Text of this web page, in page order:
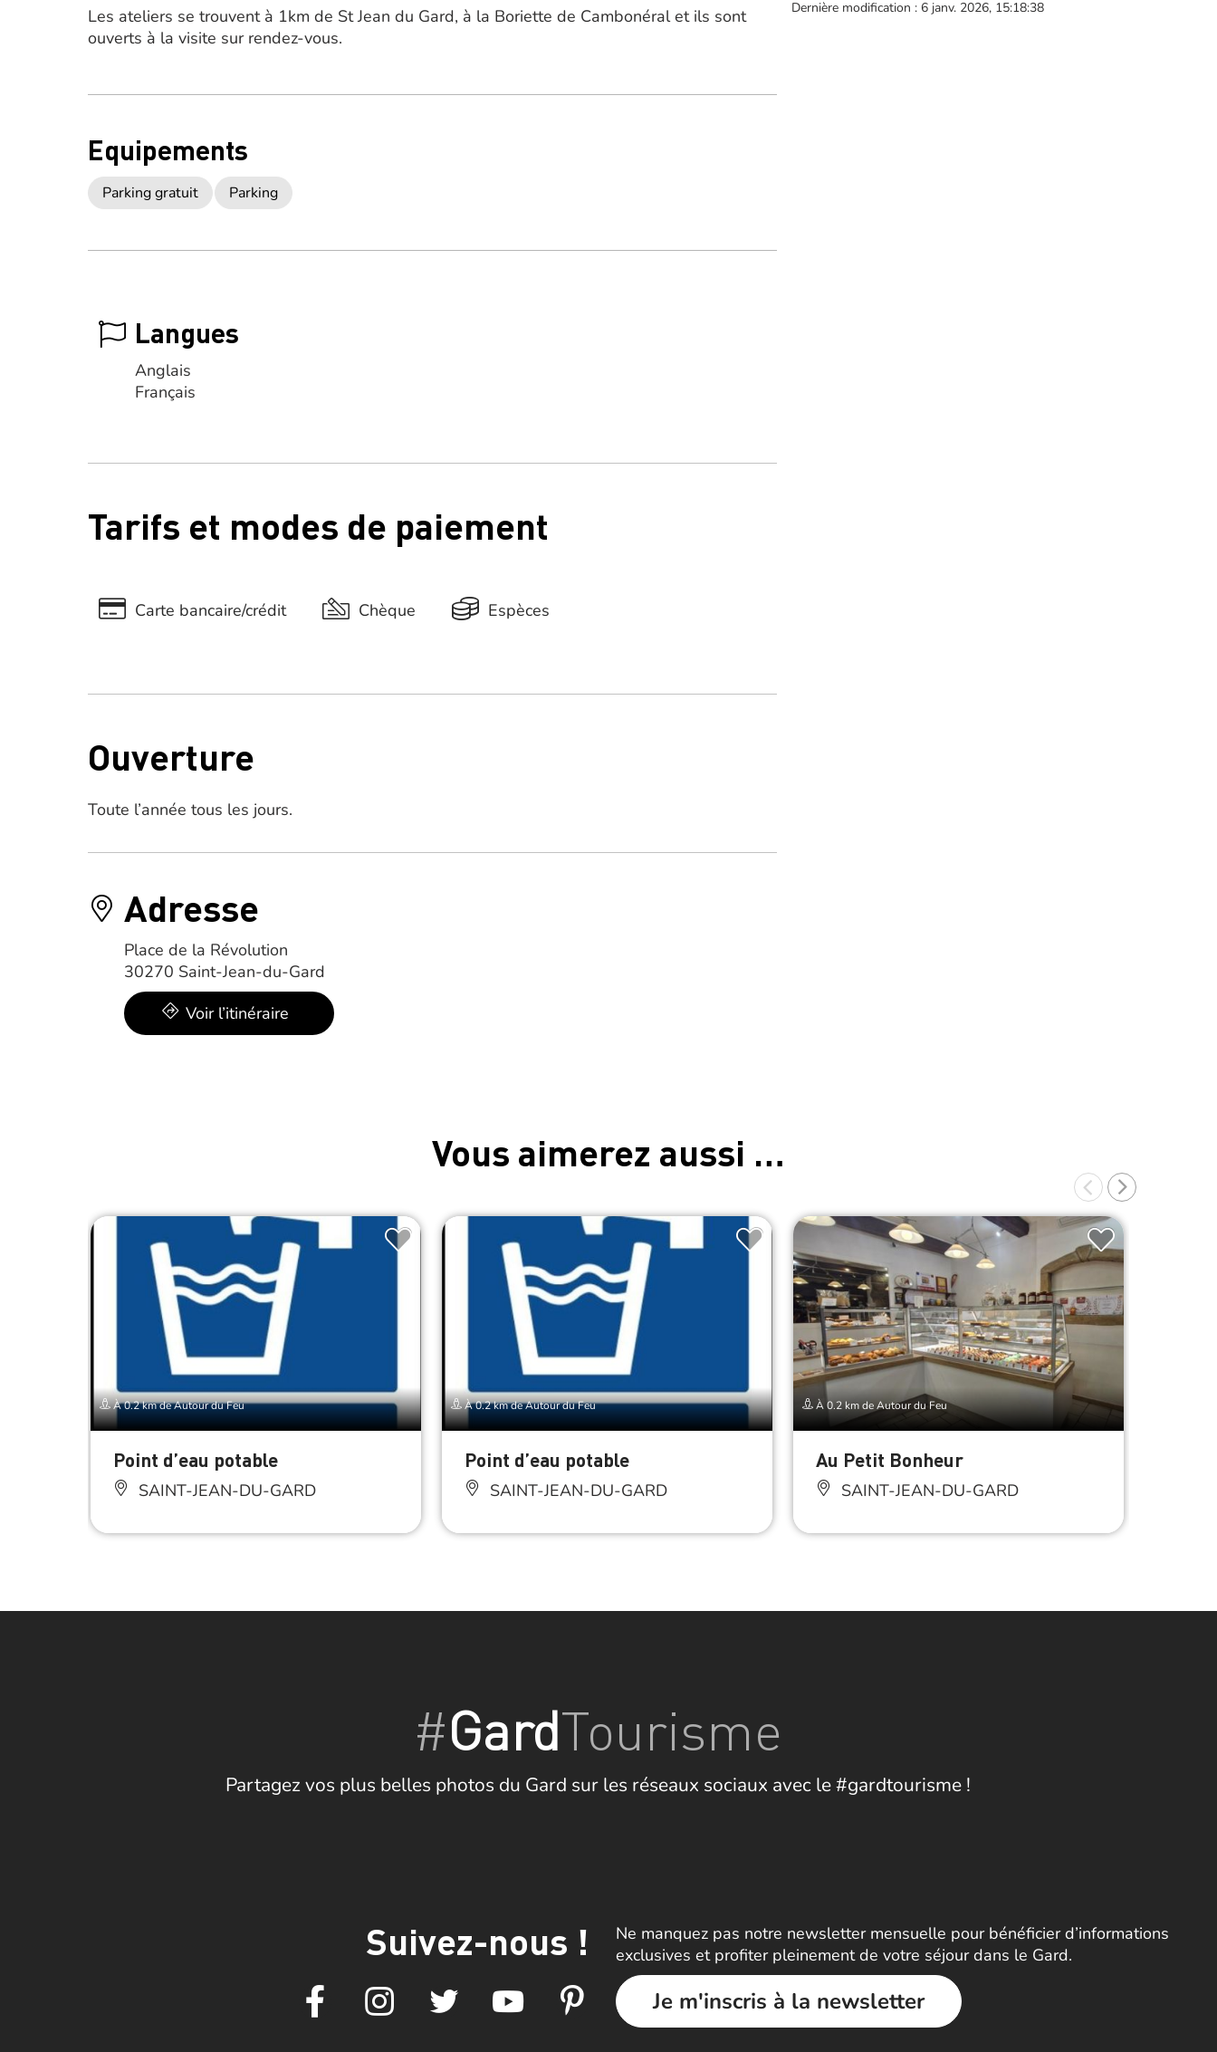
Les ateliers se trouvent à 1km de St Jean du Gard, à la Boriette de Cambonéral et ils sont
ouverts à la visite sur rendez-vous.
Equipements
Parking gratuit Parking
Langues
Anglais
Français
Tarifs et modes de paiement
Carte bancaire/crédit Chèque Espèces
Ouverture
Toute l’année tous les jours.
Adresse
Place de la Révolution
30270 Saint-Jean-du-Gard
Voir l’itinéraire
Dernière modification : 6 janv. 2026, 15:18:38
Vous aimerez aussi …
À 0.2 km de Autour du Feu
Point d’eau potable
SAINT-JEAN-DU-GARD
À 0.2 km de Autour du Feu
Point d’eau potable
SAINT-JEAN-DU-GARD
À 0.2 km de Autour du Feu
Au Petit Bonheur
SAINT-JEAN-DU-GARD
#GardTourisme
Partagez vos plus belles photos du Gard sur les réseaux sociaux avec le #gardtourisme !
Suivez-nous !
Ne manquez pas notre newsletter mensuelle pour bénéficier d’informations
exclusives et profiter pleinement de votre séjour dans le Gard.
Je m'inscris à la newsletter